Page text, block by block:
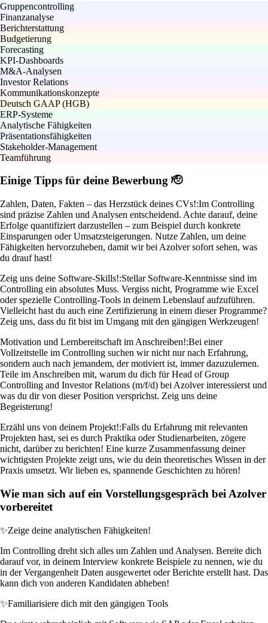
Gruppencontrolling
Finanzanalyse
Berichterstattung
Budgetierung
Forecasting
KPI-Dashboards
M&A-Analysen
Investor Relations
Kommunikationskonzepte
Deutsch GAAP (HGB)
ERP-Systeme
Analytische Fähigkeiten
Präsentationsfähigkeiten
Stakeholder-Management
Teamführung
Einige Tipps für deine Bewerbung 🫡
Zahlen, Daten, Fakten – das Herzstück deines CVs!:Im Controlling
sind präzise Zahlen und Analysen entscheidend. Achte darauf, deine
Erfolge quantifiziert darzustellen – zum Beispiel durch konkrete
Einsparungen oder Umsatzsteigerungen. Nutze Zahlen, um deine
Fähigkeiten hervorzuheben, damit wir bei Azolver sofort sehen, was
du drauf hast!
Zeig uns deine Software-Skills!:Stellar Software-Kenntnisse sind im
Controlling ein absolutes Muss. Vergiss nicht, Programme wie Excel
oder spezielle Controlling-Tools in deinem Lebenslauf aufzuführen.
Vielleicht hast du auch eine Zertifizierung in einem dieser Programme?
Zeig uns, dass du fit bist im Umgang mit den gängigen Werkzeugen!
Motivation und Lernbereitschaft im Anschreiben!:Bei einer
Vollzeitstelle im Controlling suchen wir nicht nur nach Erfahrung,
sondern auch nach jemandem, der motiviert ist, immer dazuzulernen.
Teile im Anschreiben mit, warum du dich für Head of Group
Controlling and Investor Relations (m/f/d) bei Azolver interessierst und
was du dir von dieser Position versprichst. Zeig uns deine
Begeisterung!
Erzähl uns von deinem Projekt!:Falls du Erfahrung mit relevanten
Projekten hast, sei es durch Praktika oder Studienarbeiten, zögere
nicht, darüber zu berichten! Eine kurze Zusammenfassung deiner
wichtigsten Projekte zeigt uns, wie du dein theoretisches Wissen in der
Praxis umsetzt. Wir lieben es, spannende Geschichten zu hören!
Wie man sich auf ein Vorstellungsgespräch bei Azolver
vorbereitet
✨Zeige deine analytischen Fähigkeiten!
Im Controlling dreht sich alles um Zahlen und Analysen. Bereite dich
darauf vor, in deinem Interview konkrete Beispiele zu nennen, wie du
in der Vergangenheit Daten ausgewertet oder Berichte erstellt hast. Das
kann dich von anderen Kandidaten abheben!
✨Familiarisiere dich mit den gängigen Tools